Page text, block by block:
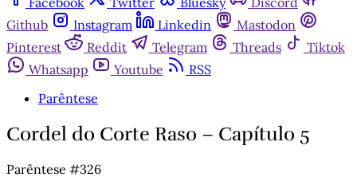
Github
Instagram Linkedin
Mastodon
Pinterest
Reddit Telegram Threads
Tiktok
Whatsapp
Youtube
RSS
Parêntese
Cordel do Corte Raso – Capítulo 5
Parêntese #326